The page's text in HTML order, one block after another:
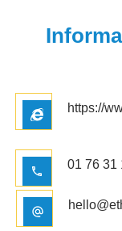
https://
01 76 31